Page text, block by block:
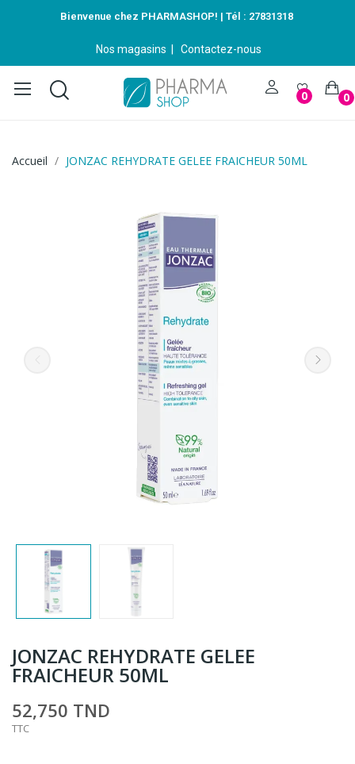
Bienvenue chez PHARMASHOP! | Tél : 27831318
Nos magasins Contactez-nous
0 0
Accueil JONZAC REHYDRATE GELEE FRAICHEUR 50ML
JONZAC REHYDRATE GELEE
FRAICHEUR 50ML
52,750 TND
TTC